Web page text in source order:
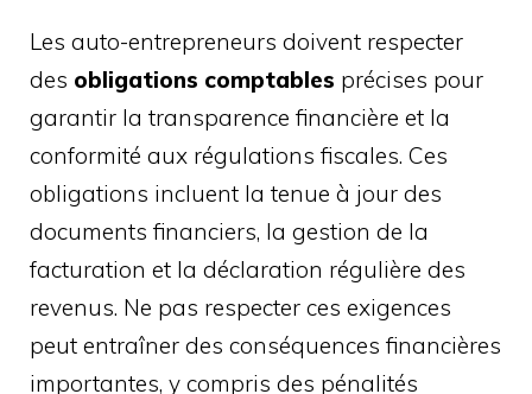
Les auto-entrepreneurs doivent respecter
des obligations comptables précises pour
garantir la transparence financière et la
conformité aux régulations fiscales. Ces
obligations incluent la tenue à jour des
documents financiers, la gestion de la
facturation et la déclaration régulière des
revenus. Ne pas respecter ces exigences
peut entraîner des conséquences financières
importantes, y compris des pénalités